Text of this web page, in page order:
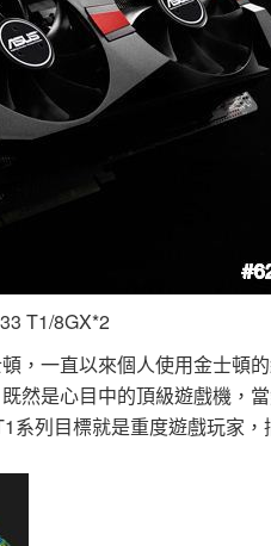
T1/8GX*2
，一直以來個人使用金士頓
然是心目中的頂級遊戲機，
系列目標就是重度遊戲玩家